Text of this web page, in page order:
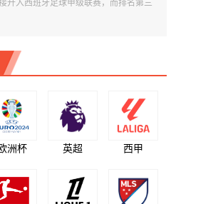
升入西班牙足球甲级联赛，而排名第三
洲杯 英超 西甲